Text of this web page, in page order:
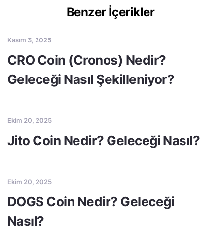
Benzer İçerikler
Kasım 3, 2025
CRO Coin (Cronos) Nedir?
Geleceği Nasıl Şekilleniyor?
Ekim 20, 2025
Jito Coin Nedir? Geleceği Nasıl?
Ekim 20, 2025
DOGS Coin Nedir? Geleceği
Nasıl?